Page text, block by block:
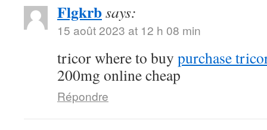
Flgkrbsays:
15 août 2023 at 12 h 08 min
tricor where to buy purchase
200mg online cheap
Répondre